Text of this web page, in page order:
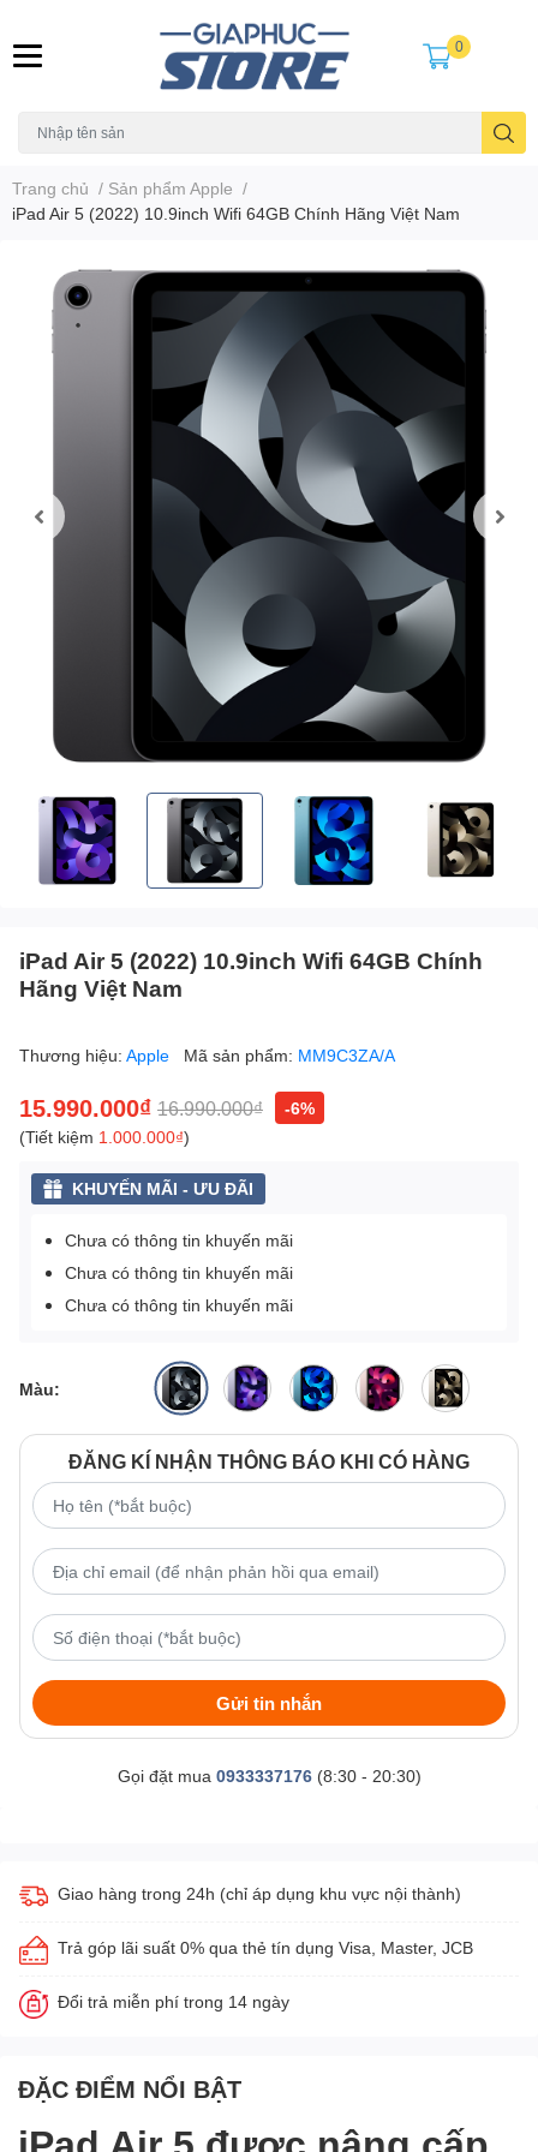
0
Trang chủ / Sản phẩm Apple /
iPad Air 5 (2022) 10.9inch Wifi 64GB Chính Hãng Việt Nam
iPad Air 5 (2022) 10.9inch Wifi 64GB Chính
Hãng Việt Nam
Thương hiệu: Apple Mã sản phẩm: MM9C3ZA/A
15.990.000₫ 16.990.000₫
-6%
(Tiết kiệm 1.000.000₫)
KHUYẾN MÃI - ƯU ĐÃI
Chưa có thông tin khuyến mãi
Chưa có thông tin khuyến mãi
Chưa có thông tin khuyến mãi
Màu:
ĐĂNG KÍ NHẬN THÔNG BÁO KHI CÓ HÀNG
Gửi tin nhắn
Gọi đặt mua 0933337176(8:30 - 20:30)
Giao hàng trong 24h (chỉ áp dụng khu vực nội thành)
Trả góp lãi suất 0% qua thẻ tín dụng Visa, Master, JCB
Đổi trả miễn phí trong 14 ngày
ĐẶC ĐIỂM NỔI BẬT